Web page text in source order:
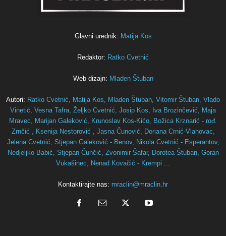
Glavni urednik: Matija Kos
Redaktor: Ratko Cvetnić
Web dizajn: Mladen Štuban
Autori: Ratko Cvetnić, Matija Kos, Mladen Štuban, Vitomir Štuban, Vlado
Vinetić, Vesna Tafra, Željko Cvetnić, Josip Kos, Iva Brozinčević,
Maja
Mravec, Marijan Galeković, Krunoslav Kos-Kićo, Božica Krznarić - rođ.
Zrnčić , Ksenija Nestorović , Jasna Čunović, Doriana Crnić-Vlahovac,
Jelena Cvetnić, Stjepan Galeković - Benov, Nikola Cvetnić - Esperantov,
Nedjeljko Babić, Stjepan Čunčić, Zvonimir Šafar, Dorotea Štuban, Goran
Vukašinec, Nenad Kovačić - Krempi ...
Kontaktirajte nas: mraclin@mraclin.hr